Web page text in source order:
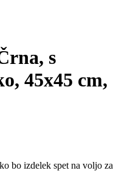
s
45x45 cm,
bo izdelek spet na voljo za